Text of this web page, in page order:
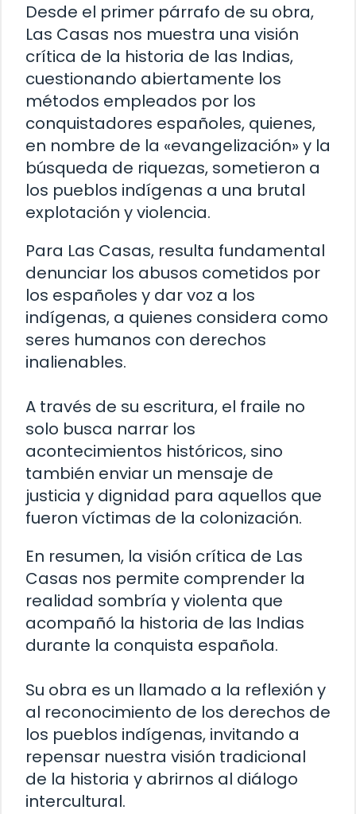
Desde el primer párrafo de su obra,
Las Casas nos muestra una visión
crítica de la historia de las Indias,
cuestionando abiertamente los
métodos empleados por los
conquistadores españoles, quienes,
en nombre de la «evangelización» y la
búsqueda de riquezas, sometieron a
los pueblos indígenas a una brutal
explotación y violencia.
Para Las Casas, resulta fundamental
denunciar los abusos cometidos por
los españoles y dar voz a los
indígenas, a quienes considera como
seres humanos con derechos
inalienables.
A través de su escritura, el fraile no
solo busca narrar los
acontecimientos históricos, sino
también enviar un mensaje de
justicia y dignidad para aquellos que
fueron víctimas de la colonización.
En resumen, la visión crítica de Las
Casas nos permite comprender la
realidad sombría y violenta que
acompañó la historia de las Indias
durante la conquista española.
Su obra es un llamado a la reflexión y
al reconocimiento de los derechos de
los pueblos indígenas, invitando a
repensar nuestra visión tradicional
de la historia y abrirnos al diálogo
intercultural.